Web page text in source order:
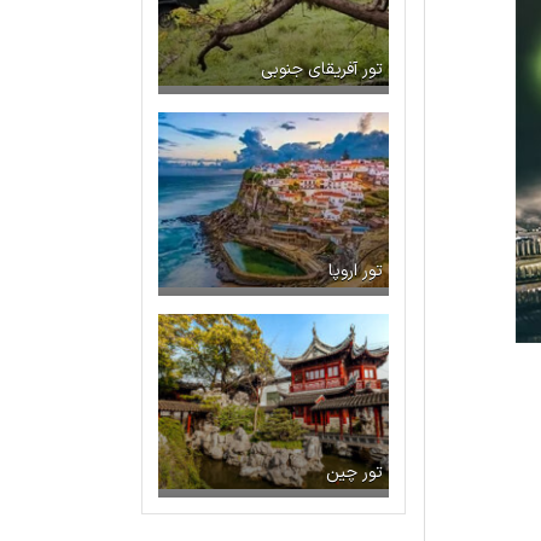
تور آفریقای جنوبی
تور اروپا
تور چین